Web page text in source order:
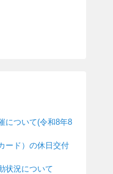
について(令和8年8
ード）の休日交付
状況について